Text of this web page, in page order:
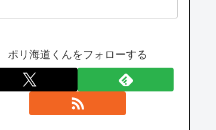
ポリ海道くんをフォローする